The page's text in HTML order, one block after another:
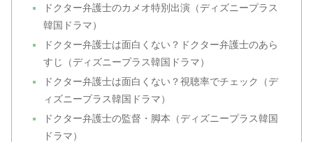
ドクター弁護士のカメオ特別出演（ディズニープラス
韓国ドラマ）
ドクター弁護士は面白くない？ドクター弁護士のあら
すじ（ディズニープラス韓国ドラマ）
ドクター弁護士は面白くない？視聴率でチェック（デ
ィズニープラス韓国ドラマ）
ドクター弁護士の監督・脚本（ディズニープラス韓国
ドラマ）